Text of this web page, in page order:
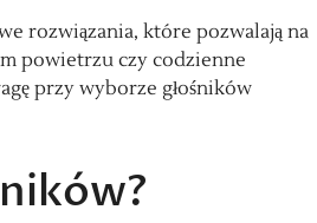
rozwiązania, które pozwalają na
powietrzu czy codzienne
przy wyborze głośników